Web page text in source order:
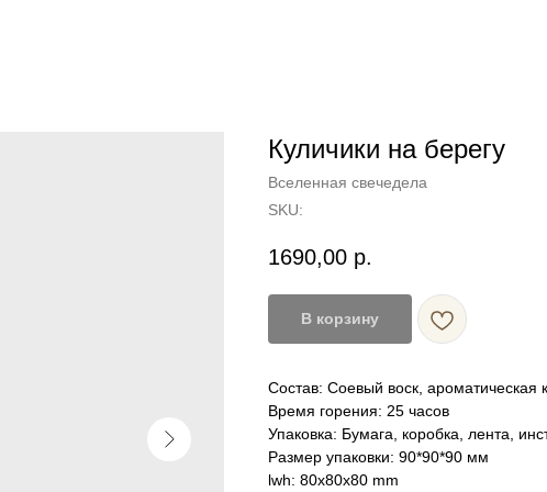
Куличики на берегу
Вселенная свечедела
SKU:
1690,00 р.
В корзину
Состав: Соевый воск, ароматическая
Время горения: 25 часов
Упаковка: Бумага, коробка, лента,
Размер упаковки: 90*90*90 мм
lwh: 80x80x80 mm